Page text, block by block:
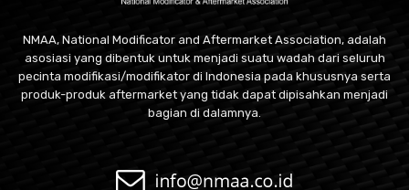
NMAA, National Modificator and Aftermarket Association, adalah
asosiasi yang dibentuk untuk menjadi suatu wadah dari seluruh
pecinta modifikasi/modifikator di Indonesia pada khususnya serta
produk-produk aftermarket yang tidak dapat dipisahkan menjadi
bagian di dalamnya.